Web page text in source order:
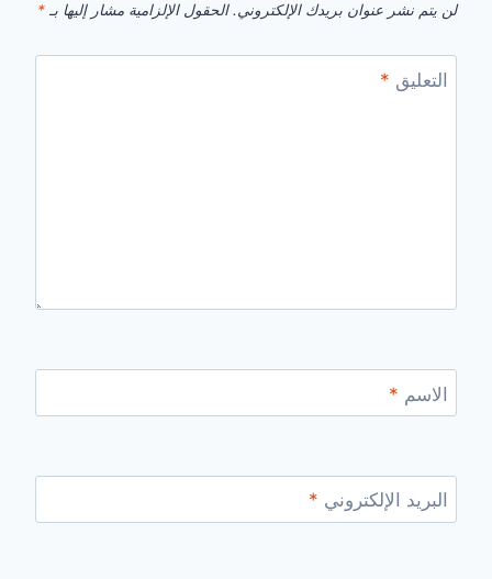
لن يتم نشر عنوان بريدك الإلكتروني. الحقول الإلزامية مشار إليها بـ *
التعليق *
الاسم *
البريد الإلكتروني *